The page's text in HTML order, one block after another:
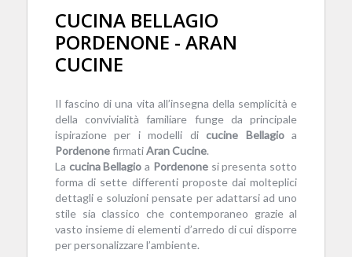
CUCINA BELLAGIO
PORDENONE - ARAN
CUCINE
Il fascino di una vita all’insegna della semplicità e
della convivialità familiare funge da principale
ispirazione per i modelli dicucine Bellagioa
PordenonefirmatiAranCucine.
La cucina Bellagio a Pordenonesi presenta sotto
forma di sette differenti proposte dai molteplici
dettagli e soluzioni pensate per adattarsi ad uno
stile sia classico che contemporaneo grazie al
vasto insieme di elementi d’arredo di cui disporre
per personalizzare l’ambiente.